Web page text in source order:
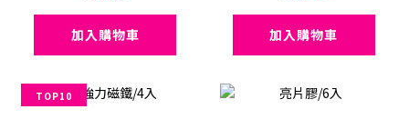
加入購物車 加入購物車
TOP10